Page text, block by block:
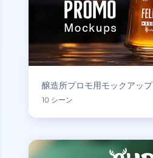
醸造所プロモ用モックアップ
10 シーン